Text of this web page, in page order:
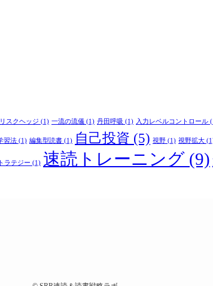
リスクヘッジ (1) 一流の流儀 (1) 丹田呼吸 (1) 入力レベルコントロール
習法 (1) 編集型読書 (1) 自己投資 (5) 視野 (1) 視野拡大
ラテジー (1) 速読トレーニング (9)